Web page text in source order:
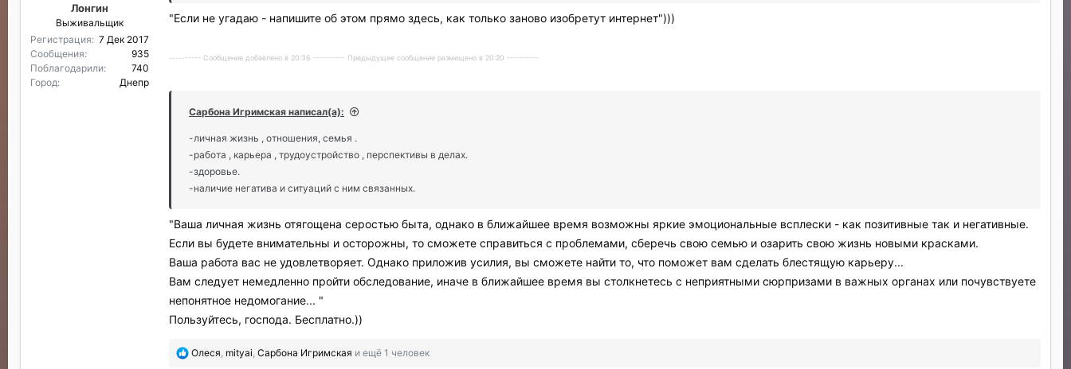
л
Лонгин
Выживальщик
Регистрация
7 Дек 2017
Сообщения
935
Поблагодарили
740
Город
Днепр
"Если не угадаю - напишите об этом прямо здесь, как только заново изобретут интернет")))
---------- Сообщение добавлено в 20:36 ---------- Предыдущее сообщение размещено в 20:20 ----------
Сарбона Игримская написал(а):
-личная жизнь , отношения, семья .
-работа , карьера , трудоустройство , перспективы в делах.
-здоровье.
-наличие негатива и ситуаций с ним связанных.
"Ваша личная жизнь отягощена серостью быта, однако в ближайшее время возможны яркие эмоциональные всплески - как позитивные так и негативные.
Если вы будете внимательны и осторожны, то сможете справиться с проблемами, сберечь свою семью и озарить свою жизнь новыми красками.
Ваша работа вас не удовлетворяет. Однако приложив усилия, вы сможете найти то, что поможет вам сделать блестящую карьеру...
Вам следует немедленно пройти обследование, иначе в ближайшее время вы столкнетесь с неприятными сюрпризами в важных органах или почувствуете
непонятное недомогание... "
Пользуйтесь, господа. Бесплатно.))
П
Олеся, mityai, Сарбона Игримская и ещё 1 человек